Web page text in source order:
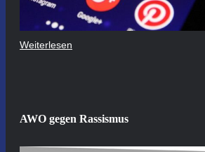
Weiterlesen
AWO gegen Rassismus